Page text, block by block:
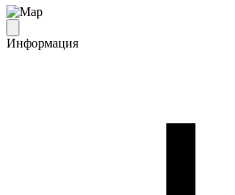
Информация